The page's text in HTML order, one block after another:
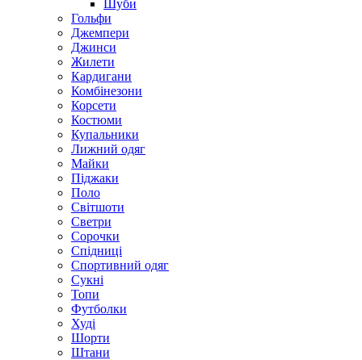
Шуби
Гольфи
Джемпери
Джинси
Жилети
Кардигани
Комбінезони
Корсети
Костюми
Купальники
Лижний одяг
Майки
Піджаки
Поло
Світшоти
Светри
Сорочки
Спідниці
Спортивний одяг
Сукні
Топи
Футболки
Худі
Шорти
Штани